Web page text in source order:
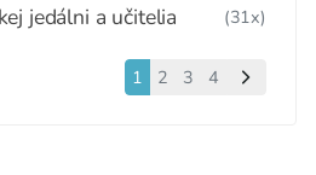
jedálni a učitelia (31x)
1 2 3 4